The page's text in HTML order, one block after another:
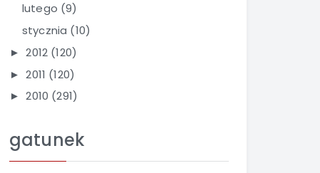
lutego (9)
stycznia (10)
► 2012 (120)
► 2011 (120)
► 2010 (291)
gatunek